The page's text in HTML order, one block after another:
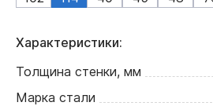
Характеристики:
Толщина стенки, мм
Марка стали